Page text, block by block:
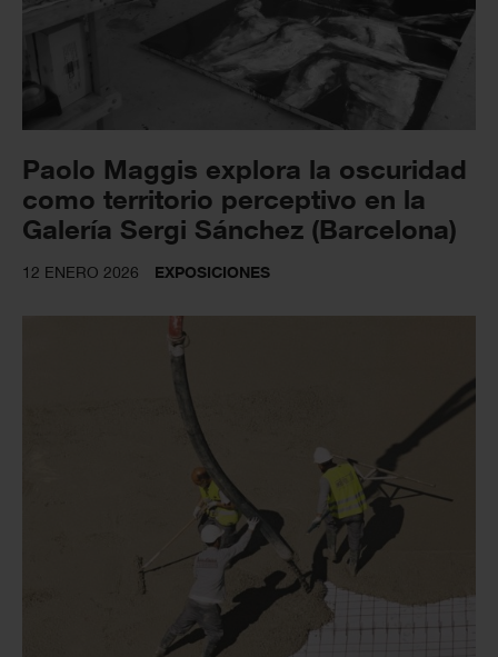
Paolo Maggis explora la oscuridad
como territorio perceptivo en la
Galería Sergi Sánchez (Barcelona)
12 ENERO 2026 EXPOSICIONES